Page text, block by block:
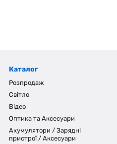
Каталог
Розпродаж
Світло
Відео
Оптика та Аксесуари
Акумулятори / Зарядні
пристрої / Аксесуари